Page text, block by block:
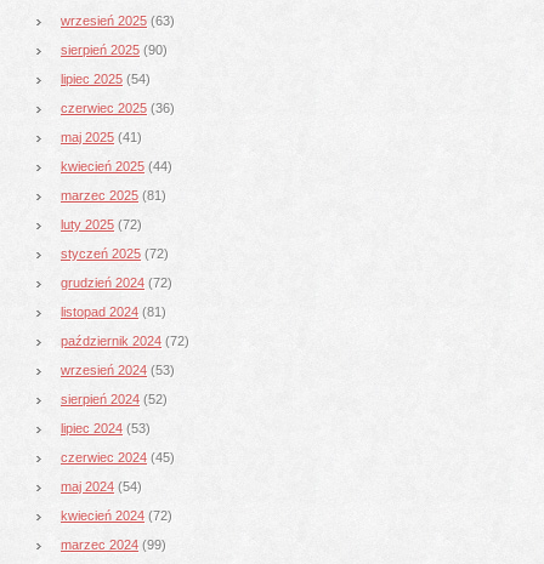
wrzesień 2025 (63)
sierpień 2025 (90)
lipiec 2025 (54)
czerwiec 2025 (36)
maj 2025 (41)
kwiecień 2025 (44)
marzec 2025 (81)
luty 2025 (72)
styczeń 2025 (72)
grudzień 2024 (72)
listopad 2024 (81)
październik 2024 (72)
wrzesień 2024 (53)
sierpień 2024 (52)
lipiec 2024 (53)
czerwiec 2024 (45)
maj 2024 (54)
kwiecień 2024 (72)
marzec 2024 (99)